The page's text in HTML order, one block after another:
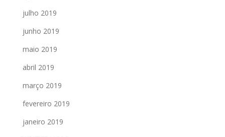
julho 2019
junho 2019
maio 2019
abril 2019
março 2019
fevereiro 2019
janeiro 2019